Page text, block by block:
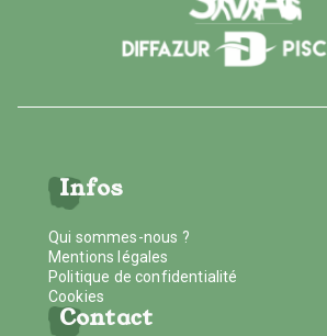
Infos
Qui sommes-nous ?
Mentions légales
Politique de confidentialité
Cookies
Contact